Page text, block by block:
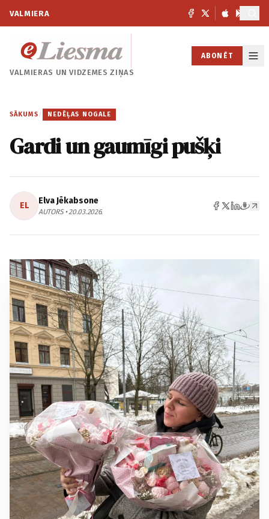
VALMIERA
VALMIERAS UNVIDZEMES ZIŅAS
ABONĒT
SĀKUMS / NEDĒĻAS NOGALE
Gardi un gaumīgi pušķi
EL Elva Jēkabsone
AUTORS • 20.03.2026.